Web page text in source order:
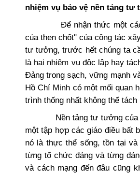
nhiệm vụ bảo vệ nền tảng tư
Để nhận thức một cách
của then chốt" của công tác
tư tưởng, trước hết chúng ta
là hai nhiệm vụ độc lập hay
Đảng trong sạch, vững mạnh
Hồ Chí Minh có một mối quan
trình thống nhất không thể
Nền tảng tư tưởng của
một tập hợp các giáo điều bất
nó là thực thể sống, tồn tại
từng tổ chức đảng và từng
và cách mạng đến đâu cũng